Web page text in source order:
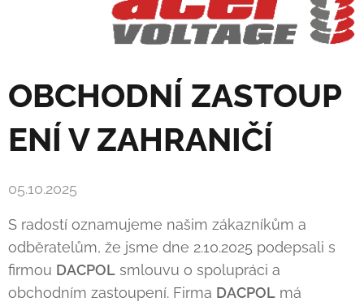
OBCHODNÍ ZASTOUP
ENÍ V ZAHRANIČÍ
05.10.2025
S radostí oznamujeme našim zákazníkům a
odběratelům, že jsme dne 2.10.2025 podepsali s
firmou DACPOL smlouvu o spolupráci a
obchodním zastoupení. Firma DACPOL má